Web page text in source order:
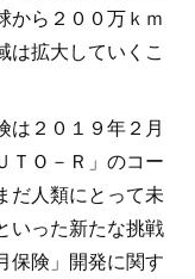
から２００万ｋｍ
は拡大していくこ
は２０１９年２月
ＴＯ－Ｒ」のコー
だ人類にとって未
いった新たな挑戦
保険」開発に関す